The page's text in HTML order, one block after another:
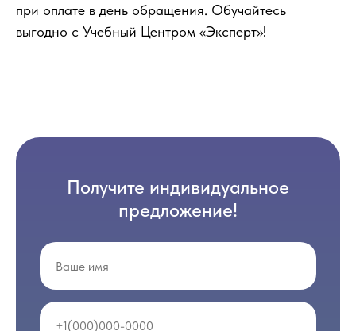
при оплате в день обращения. Обучайтесь
выгодно с Учебный Центром «Эксперт»!
Получите индивидуальное
предложение!